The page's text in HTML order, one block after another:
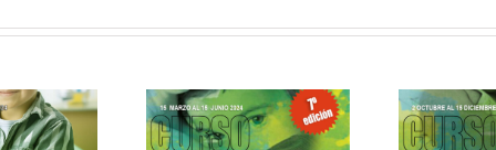
CURSO ONLINE DE
PALIATIVOS SIN